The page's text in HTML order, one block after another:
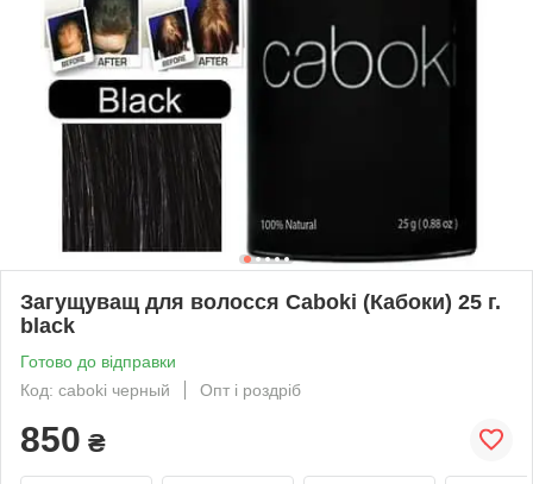
Загущуващ для волосся Caboki (Кабоки) 25 г.
black
Готово до відправки
Код: caboki черный
Опт і роздріб
850 ₴